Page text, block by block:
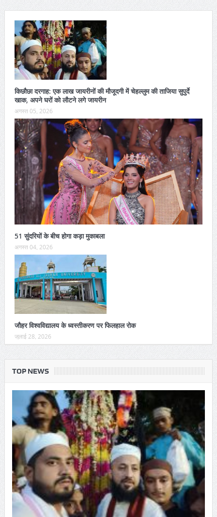
किछौछा दरगाह: एक लाख जायरीनों की मौजूदगी में चेहल्लुम की ताजिया सुपुर्दे
खाक, अपने घरों को लौटने लगे जायरीन
अगस्त 05, 2026
51 सुंदरियों के बीच होगा कड़ा मुकाबला
अगस्त 04, 2026
जौहर विश्वविद्यालय के ध्वस्तीकरण पर फिलहाल रोक
जुलाई 28, 2026
TOP NEWS